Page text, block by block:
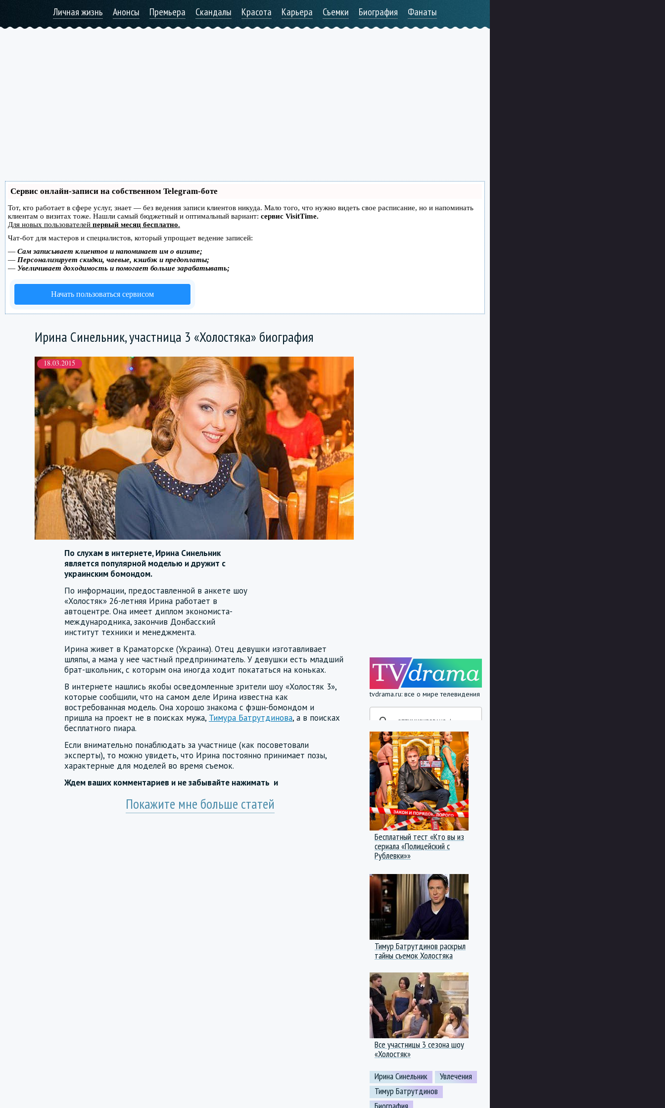
Личная жизнь Анонсы Премьера Скандалы Красота Карьера Съемки Биография Фанаты
Сервис онлайн-записи на собственном Telegram-боте
Тот, кто работает в сфере услуг, знает — без ведения записи клиентов никуда. Мало того, что нужно видеть свое расписание, но и напоминать
клиентам о визитах тоже. Нашли самый бюджетный и оптимальный вариант: сервис VisitTime.
Для новых пользователей первый месяц бесплатно.
Чат-бот для мастеров и специалистов, который упрощает ведение записей:
— Сам записывает клиентов и напоминает им о визите;
— Персонализирует скидки, чаевые, кэшбэк и предоплаты;
— Увеличивает доходимость и помогает больше зарабатывать;
Начать пользоваться сервисом
Ирина Синельник, участница 3 «Холостяка» биография
18.03.2015
По слухам в интернете, Ирина Синельник
является популярной моделью и дружит с
украинским бомондом.
По информации, предоставленной в анкете шоу
«Холостяк» 26-летняя Ирина работает в
автоцентре. Она имеет диплом экономиста-
международника, закончив Донбасский
институт техники и менеджмента.
Ирина живет в Краматорске (Украина). Отец девушки изготавливает
шляпы, а мама у нее частный предприниматель. У девушки есть младший
брат-школьник, с которым она иногда ходит покататься на коньках.
В интернете нашлись якобы осведомленные зрители шоу «Холостяк 3»,
которые сообщили, что на самом деле Ирина известна как
востребованная модель. Она хорошо знакома с фэшн-бомондом и
пришла на проект не в поисках мужа, Тимура Батрутдинова, а в поисках
бесплатного пиара.
Если внимательно понаблюдать за участнице (как посоветовали
эксперты), то можно увидеть, что Ирина постоянно принимает позы,
характерные для моделей во время съемок.
Ждем ваших комментариев и не забывайте нажимать и
Покажите мне больше статей
tvdrama.ru: все о мире телевидения
Бесплатный тест «Кто вы из
сериала «Полицейский с
Рублевки»»
Тимур Батрутдинов раскрыл
тайны съемок Холостяка
Все участницы 3 сезона шоу
«Холостяк»
Ирина Синельник
Увлечения
Тимур Батрутдинов